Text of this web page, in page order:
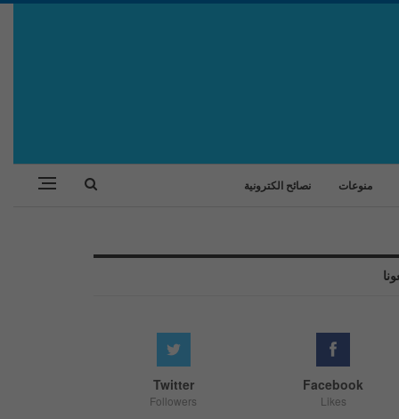
منوعات نصائح الكترونية
Facebook
Likes
Twitter
Followers